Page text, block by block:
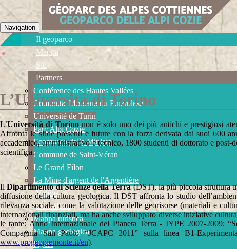
Navigation
Il geoparco
Mappa
Siti
Partners
Conférence des Hautes Vallées
Comunita' Montana du Pinerolese
Université de Turin
Parc Alpi Cozie
Ecomuseo delle Miniere
Commune de Saint-Véran
Le Grand Filon
La Mine d'argent de l'Argentière
Videos
Download
Mappa turistica
Mappa geologica
Flyers
L’Università di Torino
L’Università di Torinonon è solo uno dei più antichi e prestigiosi
Affronta le sfide presenti e future con la forza derivata dai suoi 600
accademico, amministrativo e tecnico, 1800 studenti di dottorato e
scientifica.
IlDipartimento di Scienze della Terra(DST), la più piccola struttura
diffusione della cultura geologica. Il DST affronta lo studio
rilevanza sociale, come la valutazione delle georisorse (materiali e
internazionali finanziati, ma ha anche sviluppato diverse iniziative
le tante: Anno Internazionale del Pianeta Terra - IYPE 2007-2009;
Compagnia San Paolo “JCAPC 2011” sulla linea B1-
www.progeopiemonte.it/en).